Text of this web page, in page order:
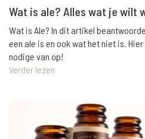
Wat is ale? Alles wat je wilt
Wat is Ale? In dit artikel
een ale is en ook wat het niet is.
nodige van op!
Verder lezen